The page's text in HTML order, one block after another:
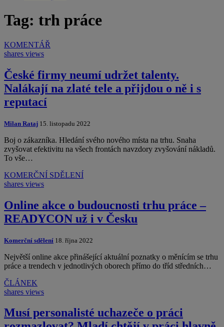
Tag: trh práce
KOMENTÁŘ
shares views
České firmy neumí udržet talenty.
Nalákají na zlaté tele a přijdou o ně i s
reputací
Milan Rataj 15. listopadu 2022
Boj o zákazníka. Hledání svého nového místa na trhu. Snaha
zvyšovat efektivitu na všech frontách navzdory zvyšování nákladů.
To vše…
KOMERČNÍ SDĚLENÍ
shares views
Online akce o budoucnosti trhu práce –
READYCON už i v Česku
Komerční sdělení 18. října 2022
Největší online akce přinášející aktuální poznatky o měnícím se trhu
práce a trendech v jednotlivých oborech přímo do tříd středních…
ČLÁNEK
shares views
Musí personalisté uchazeče o práci